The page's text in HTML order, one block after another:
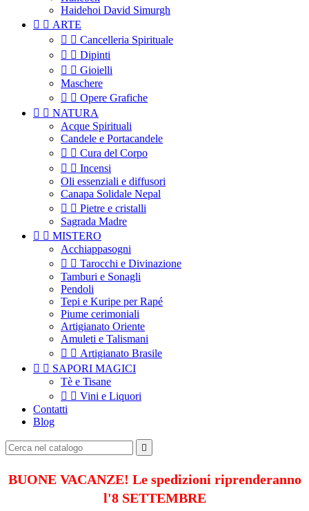
Haidehoi David Simurgh
  ARTE
  Cancelleria Spirituale
  Dipinti
  Gioielli
Maschere
  Opere Grafiche
  NATURA
Acque Spirituali
Candele e Portacandele
  Cura del Corpo
  Incensi
Oli essenziali e diffusori
Canapa Solidale Nepal
  Pietre e cristalli
Sagrada Madre
  MISTERO
Acchiappasogni
  Tarocchi e Divinazione
Tamburi e Sonagli
Pendoli
Tepi e Kuripe per Rapé
Piume cerimoniali
Artigianato Oriente
Amuleti e Talismani
  Artigianato Brasile
  SAPORI MAGICI
Tè e Tisane
  Vini e Liquori
Contatti
Blog

BUONE VACANZE! Le spedizioni riprenderanno
l'8 SETTEMBRE